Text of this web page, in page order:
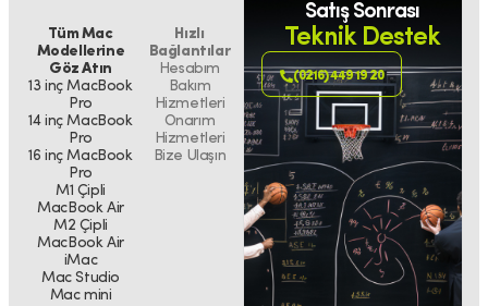
Tüm Mac
Modellerine
Göz Atın
13 inç MacBook
Pro
14 inç MacBook
Pro
16 inç MacBook
Pro
M1 Çipli
MacBook Air
M2 Çipli
MacBook Air
iMac
Mac Studio
Mac mini
Hızlı
Bağlantılar
Hesabım
Bakım
Hizmetleri
Onarım
Hizmetleri
Bize Ulaşın
Satış Sonrası
Teknik Destek
(0216) 449 19 20